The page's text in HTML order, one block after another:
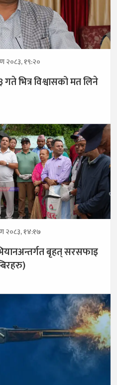
२०८३, १९:२०
गते भित्र विश्वासको मत लिने
२०८३, १४:१७
बृहत् सरसफाइ